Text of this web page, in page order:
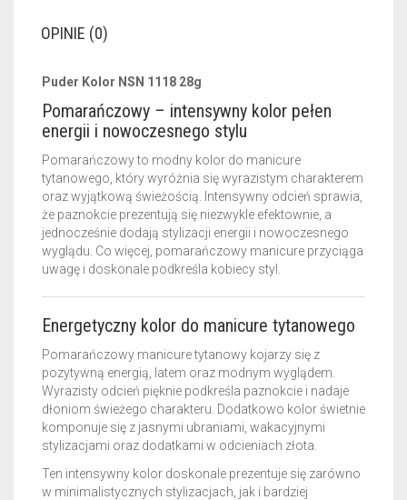
OPINIE (0)
Puder Kolor NSN 1118 28g
Pomarańczowy – intensywny kolor pełen
energii i nowoczesnego stylu
Pomarańczowy to modny kolor do manicure
tytanowego, który wyróżnia się wyrazistym charakterem
oraz wyjątkową świeżością. Intensywny odcień sprawia,
że paznokcie prezentują się niezwykle efektownie, a
jednocześnie dodają stylizacji energii i nowoczesnego
wyglądu. Co więcej, pomarańczowy manicure przyciąga
uwagę i doskonale podkreśla kobiecy styl.
Energetyczny kolor do manicure tytanowego
Pomarańczowy manicure tytanowy kojarzy się z
pozytywną energią, latem oraz modnym wyglądem.
Wyrazisty odcień pięknie podkreśla paznokcie i nadaje
dłoniom świeżego charakteru. Dodatkowo kolor świetnie
komponuje się z jasnymi ubraniami, wakacyjnymi
stylizacjami oraz dodatkami w odcieniach złota.
Ten intensywny kolor doskonale prezentuje się zarówno
w minimalistycznych stylizacjach, jak i bardziej